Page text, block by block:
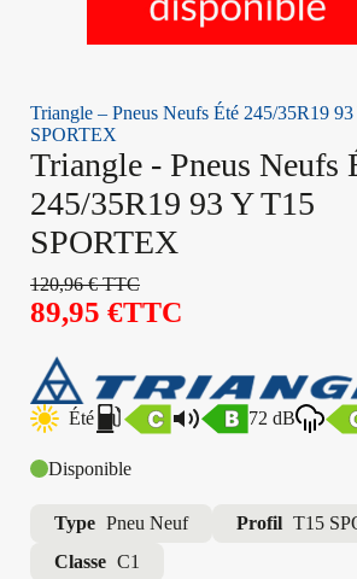
Triangle – Pneus Neufs Été 245/35R19
SPORTEX
Triangle - Pneus Neufs
245/35R19 93 Y T15
SPORTEX
120,96€TTC
89,95 €TTC
Été 72 dB
Disponible
Type Pneu Neuf Profil T15
Classe C1